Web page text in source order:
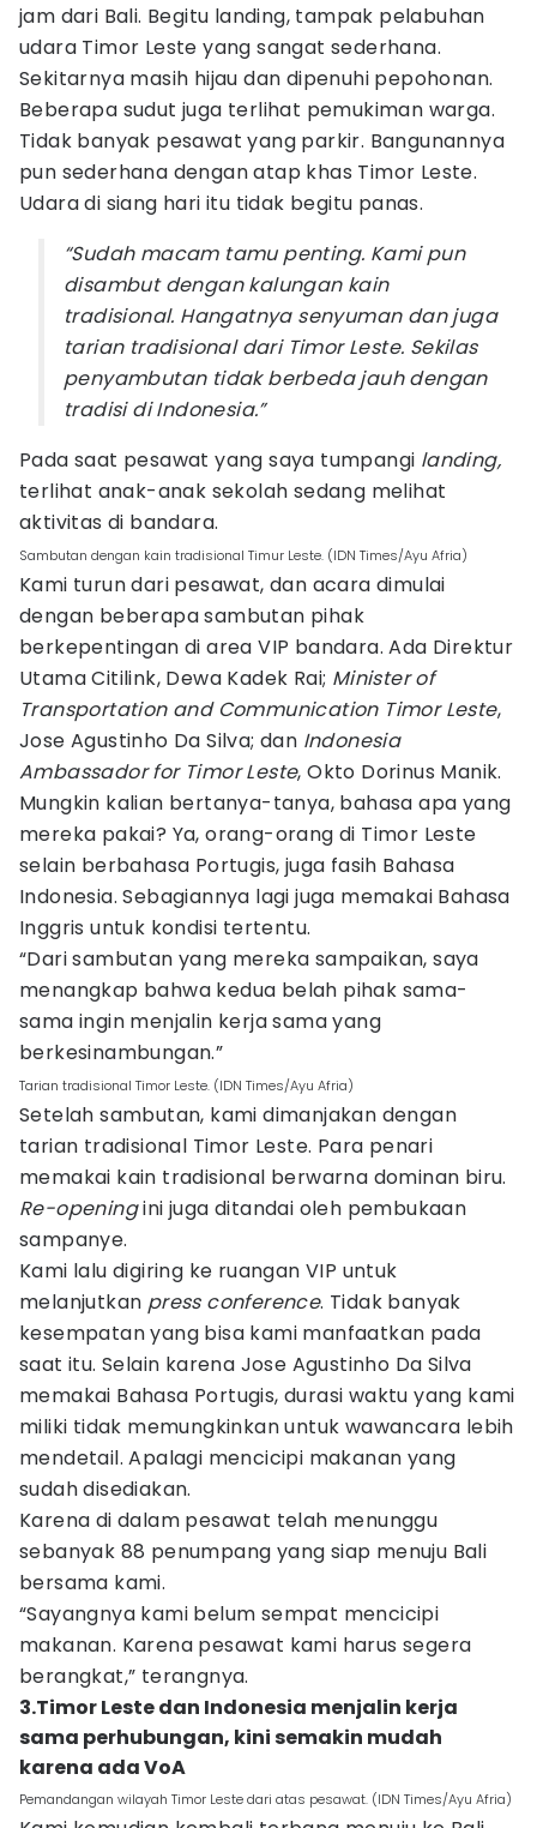
jam dari Bali. Begitu landing, tampak pelabuhan
udara Timor Leste yang sangat sederhana.
Sekitarnya masih hijau dan dipenuhi pepohonan.
Beberapa sudut juga terlihat pemukiman warga.
Tidak banyak pesawat yang parkir. Bangunannya
pun sederhana dengan atap khas Timor Leste.
Udara di siang hari itu tidak begitu panas.
“Sudah macam tamu penting. Kami pun
disambut dengan kalungan kain
tradisional. Hangatnya senyuman dan juga
tarian tradisional dari Timor Leste. Sekilas
penyambutan tidak berbeda jauh dengan
tradisi di Indonesia.”
Pada saat pesawat yang saya tumpangi landing,
terlihat anak-anak sekolah sedang melihat
aktivitas di bandara.
Sambutan dengan kain tradisional Timur Leste. (IDN Times/Ayu Afria)
Kami turun dari pesawat, dan acara dimulai
dengan beberapa sambutan pihak
berkepentingan di area VIP bandara. Ada Direktur
Utama Citilink, Dewa Kadek Rai; Minister of
Transportation and Communication Timor Leste,
Jose Agustinho Da Silva; dan Indonesia
Ambassador for Timor Leste, Okto Dorinus Manik.
Mungkin kalian bertanya-tanya, bahasa apa yang
mereka pakai? Ya, orang-orang di Timor Leste
selain berbahasa Portugis, juga fasih Bahasa
Indonesia. Sebagiannya lagi juga memakai Bahasa
Inggris untuk kondisi tertentu.
“Dari sambutan yang mereka sampaikan, saya
menangkap bahwa kedua belah pihak sama-
sama ingin menjalin kerja sama yang
berkesinambungan.”
Tarian tradisional Timor Leste. (IDN Times/Ayu Afria)
Setelah sambutan, kami dimanjakan dengan
tarian tradisional Timor Leste. Para penari
memakai kain tradisional berwarna dominan biru.
Re-openingini juga ditandai oleh pembukaan
sampanye.
Kami lalu digiring ke ruangan VIP untuk
melanjutkan press conference. Tidak banyak
kesempatan yang bisa kami manfaatkan pada
saat itu. Selain karena Jose Agustinho Da Silva
memakai Bahasa Portugis, durasi waktu yang kami
miliki tidak memungkinkan untuk wawancara lebih
mendetail. Apalagi mencicipi makanan yang
sudah disediakan.
Karena di dalam pesawat telah menunggu
sebanyak 88 penumpang yang siap menuju Bali
bersama kami.
“Sayangnya kami belum sempat mencicipi
makanan. Karena pesawat kami harus segera
berangkat,” terangnya.
3.Timor Leste dan Indonesia menjalin kerja
sama perhubungan, kini semakin mudah
karena ada VoA
Pemandangan wilayah Timor Leste dari atas pesawat. (IDN Times/Ayu Afria)